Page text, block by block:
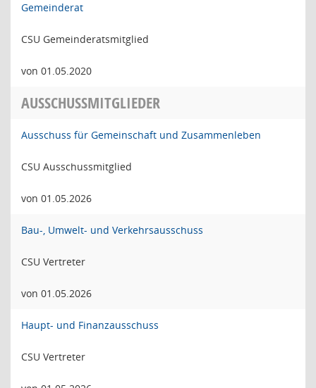
Gemeinderat
CSU Gemeinderatsmitglied
von 01.05.2020
AUSSCHUSSMITGLIEDER
Ausschuss für Gemeinschaft und Zusammenleben
CSU Ausschussmitglied
von 01.05.2026
Bau-, Umwelt- und Verkehrsausschuss
CSU Vertreter
von 01.05.2026
Haupt- und Finanzausschuss
CSU Vertreter